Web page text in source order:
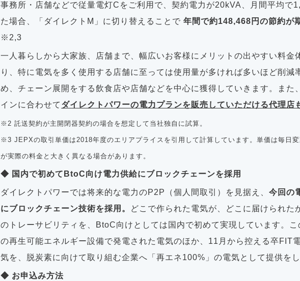
事務所・店舗などで従量電灯Cをご利用で、契約電力が20kVA、月間平均で
た場合、「ダイレクトM」に切り替えることで 年間で約148,468円の節約が
※2,3
一人暮らしから大家族、店舗まで、幅広いお客様にメリットの出やすい料金
り、特に電気を多く使用する店舗に至っては使用量が多ければ多いほど削減
め、チェーン展開をする飲食店や店舗などを中心に獲得していきます。また
インに合わせて ダイレクトパワーの電力プランを販売していただける代理店
※2 託送契約が主開閉器契約の場合を想定して当社独自に試算。
※3 JEPXの取引単価は2018年度のエリアプライスを引用して計算しています。単価は毎日
が実際の料金と大きく異なる場合があります。
◆ 国内で初めてBtoC向け電力供給にブロックチェーンを採用
ダイレクトパワーでは将来的な電力のP2P（個人間取引）を見据え、 今回の
にブロックチェーン技術を採用。
どこで作られた電気が、どこに届けられた
のトレーサビリティを、BtoC向けとしては国内で初めて実現しています。
の再生可能エネルギー設備で発電された電気のほか、11月から控える卒FIT
気を、脱炭素に向けて取り組む企業へ「再エネ100%」の電気として提供を
◆ お申込み方法